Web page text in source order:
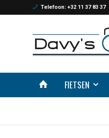
Telefoon: +32 11 37 83 37
FIETSEN